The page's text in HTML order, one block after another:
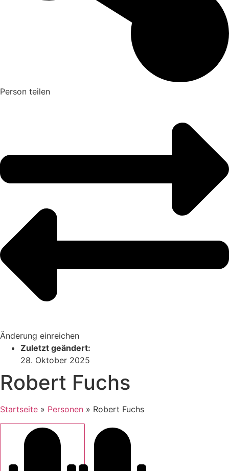
Person teilen
Änderung einreichen
Zuletzt geändert:
28. Oktober 2025
Robert Fuchs
Startseite » Personen » Robert Fuchs